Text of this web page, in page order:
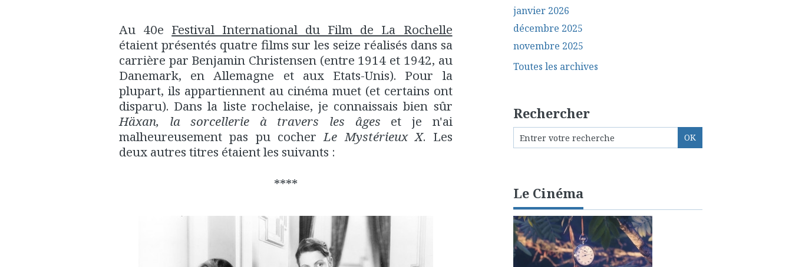
Au 40e Festival International du Film de La Rochelle
étaient présentés quatre films sur les seize réalisés dans sa
carrière par Benjamin Christensen (entre 1914 et 1942, au
Danemark, en Allemagne et aux Etats-Unis). Pour la
plupart, ils appartiennent au cinéma muet (et certains ont
disparu). Dans la liste rochelaise, je connaissais bien sûr
Häxan, la sorcellerie à travers les âges et je n'ai
malheureusement pas pu cocherLe Mystérieux X. Les
deux autres titres étaient les suivants :
****
janvier 2026
décembre 2025
novembre 2025
Toutes les archives
Rechercher
Le Cinéma